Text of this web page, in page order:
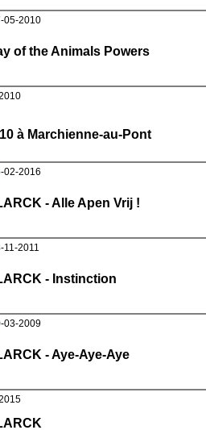
05-2010
of the Animals Powers
à Marchienne-au-Pont
02-2016
- Alle Apen Vrij !
11-2011
- Instinction
03-2009
- Aye-Aye-Aye